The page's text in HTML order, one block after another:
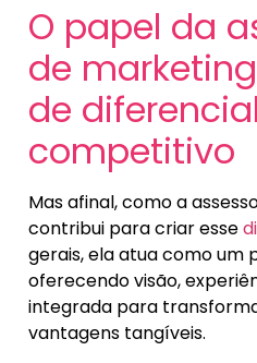
O papel da
de
de diferencial
competitivo
Mas afinal, como a
contribui para criar esse
gerais, ela atua como um
oferecendo visão,
integrada para
vantagens tangíveis.